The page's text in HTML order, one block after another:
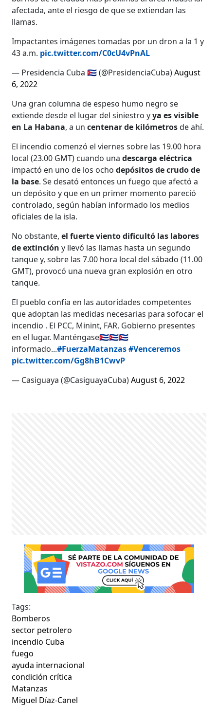
afectada, ante el riesgo de que se extiendan las
llamas.
Impactantes imágenes tomadas por un dron a la 1 y
43 a.m. pic.twitter.com/C0cU4vPnAL
— Presidencia Cuba 🇨🇺 (@PresidenciaCuba)August
6, 2022
Una gran columna de espeso humo negro se
extiende desde el lugar del siniestro yya es visible
en La Habana, a uncentenar de kilómetrosde ahí.
El incendio comenzó el viernes sobre las 19.00 hora
local (23.00 GMT) cuando unadescarga eléctrica
impactó en uno de los ochodepósitos de crudo de
la base. Se desató entonces un fuego que afectó a
un depósito y que en un primer momento pareció
controlado, según habían informado los medios
oficiales de la isla.
No obstante,el fuerte viento dificultó las labores
de extincióny llevó las llamas hasta un segundo
tanque y, sobre las 7.00 hora local del sábado (11.00
GMT), provocó una nueva gran explosión en otro
tanque.
El pueblo confía en las autoridades competentes
que adoptan las medidas necesarias para sofocar el
incendio . El PCC, Minint, FAR, Gobierno presentes
en el lugar. Manténgase🇨🇺🇨🇺🇨🇺
informado...#FuerzaMatanzas#Venceremos
pic.twitter.com/Gg8hB1CwvP
— Casiguaya (@CasiguayaCuba)August 6, 2022
Tags:
Bomberos
sector petrolero
incendio Cuba
fuego
ayuda internacional
condición crítica
Matanzas
Miguel Díaz-Canel